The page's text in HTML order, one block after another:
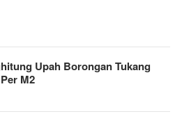
Upah Borongan Tukang
M2